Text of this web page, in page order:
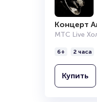
Концерт
МТС Live
6+ 2 часа
Купить